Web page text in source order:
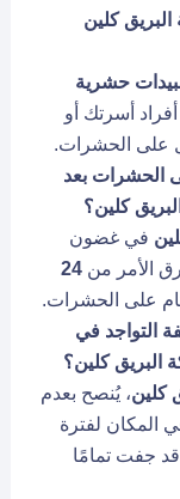
كلين
حشرية
أسرتك أو
على الحشرات.
الحشرات بعد
كلين؟
في غضون
الأمر من 24
على الحشرات.
التواجد في
البريق كلين؟
كلين، يُنصح بعدم
المكان لفترة
جفت تمامًا